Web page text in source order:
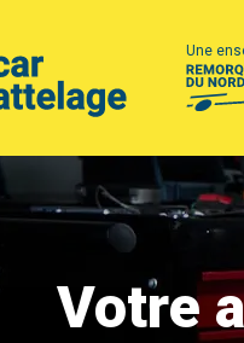
Une
Votre